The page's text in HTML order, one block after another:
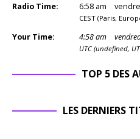
Radio Time: 6:58 am
CEST (Paris,
Your Time: 4:58am
UTC (undefined,
TOP 5 DES
LES DERNIERS